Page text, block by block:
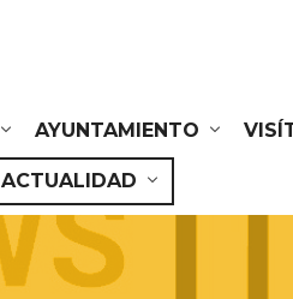
AYUNTAMIENTO
ACTUALIDAD